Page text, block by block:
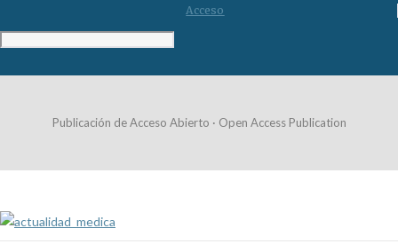
Acceso
Publicación de Acceso Abierto · Open Access Publication